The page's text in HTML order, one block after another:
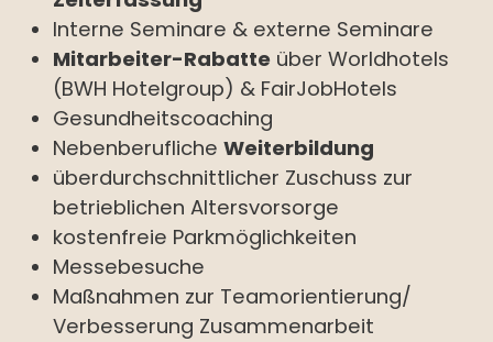
Interne Seminare & externe Seminare
Mitarbeiter-Rabatteüber Worldhotels
(BWH Hotelgroup) & FairJobHotels
Gesundheitscoaching
Nebenberufliche Weiterbildung
überdurchschnittlicher Zuschuss zur
betrieblichen Altersvorsorge
kostenfreie Parkmöglichkeiten
Messebesuche
Maßnahmen zur Teamorientierung/
Verbesserung Zusammenarbeit